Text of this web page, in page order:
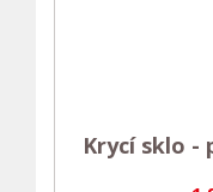
Krycí sklo -